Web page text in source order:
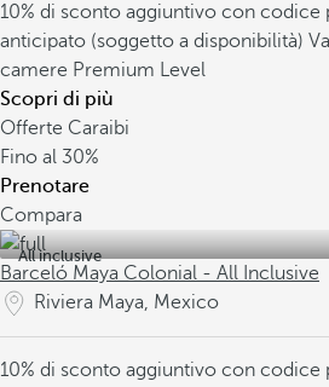
10% di sconto aggiuntivo con codice
anticipato (soggetto a disponibilità)
camere Premium Level
Scopri di più
Offerte Caraibi
Fino al 30%
Prenotare
Compara
All inclusive
Barceló Maya Colonial - All Inclusive
Riviera Maya, Mexico
10% di sconto aggiuntivo con codice